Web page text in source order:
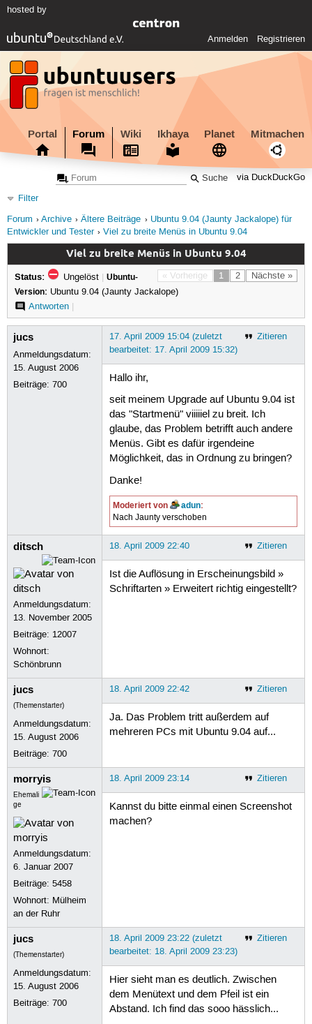
hosted by
Anmelden Registrieren
Portal Forum Wiki Ikhaya Planet Mitmachen
via DuckDuckGo
Filter
Forum
Archive Ältere Beiträge
Ubuntu 9.04 (Jaunty Jackalope) für
Entwickler und Tester
Viel zu breite Menüs in Ubuntu 9.04
Viel zu breite Menüs in Ubuntu 9.04
« Vorherige 1 2 Nächste »
Status: Ungelöst | Ubuntu-
Version: Ubuntu 9.04 (Jaunty Jackalope)
Antworten|
jucs
Anmeldungsdatum:
15. August 2006
Beiträge:700
Zitieren
17. April 2009 15:04 (zuletzt
bearbeitet: 17. April 2009 15:32)
Hallo ihr,
seit meinem Upgrade auf Ubuntu 9.04 ist
das "Startmenü" viiiiiel zu breit. Ich
glaube, das Problem betrifft auch andere
Menüs. Gibt es dafür irgendeine
Möglichkeit, das in Ordnung zu bringen?
Danke!
Moderiert von adun:
Nach Jaunty verschoben
ditsch
Anmeldungsdatum:
13. November 2005
Beiträge: 12007
Wohnort:
Schönbrunn
Zitieren
18. April 2009 22:40
Ist die Auflösung in Erscheinungsbild »
Schriftarten » Erweitert richtig eingestellt?
jucs
(Themenstarter)
Anmeldungsdatum:
15. August 2006
Beiträge:700
Zitieren
18. April 2009 22:42
Ja. Das Problem tritt außerdem auf
mehreren PCs mit Ubuntu 9.04 auf...
morryis
Ehemali
ge
Anmeldungsdatum:
6. Januar 2007
Beiträge:5458
Wohnort: Mülheim
an der Ruhr
Zitieren
18. April 2009 23:14
Kannst du bitte einmal einen Screenshot
machen?
jucs
(Themenstarter)
Anmeldungsdatum:
15. August 2006
Beiträge:700
Zitieren
18. April 2009 23:22 (zuletzt
bearbeitet: 18. April 2009 23:23)
Hier sieht man es deutlich. Zwischen
dem Menütext und dem Pfeil ist ein
Abstand. Ich find das sooo hässlich...